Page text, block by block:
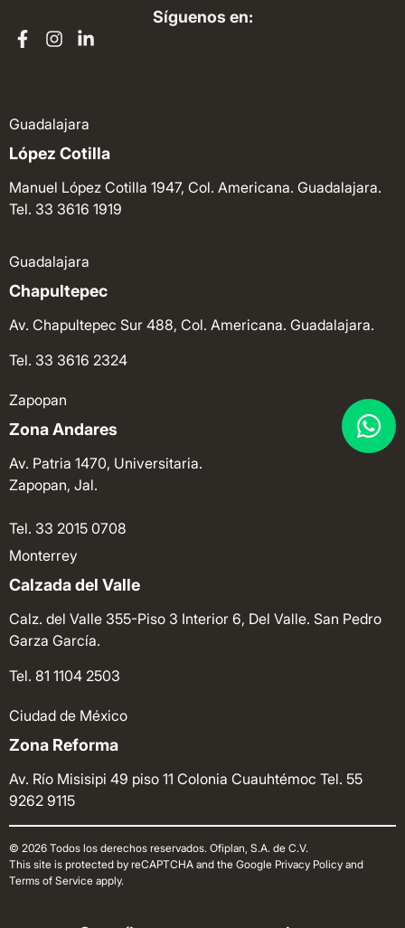
Síguenos en:
Guadalajara
López Cotilla
Manuel López Cotilla 1947, Col. Americana. Guadalajara.
Tel. 33 3616 1919
Guadalajara
Chapultepec
Av. Chapultepec Sur 488, Col. Americana. Guadalajara.
Tel. 33 3616 2324
Zapopan
Zona Andares
Av. Patria 1470, Universitaria.
Zapopan, Jal.
Tel. 33 2015 0708
Monterrey
Calzada del Valle
Calz. del Valle 355-Piso 3 Interior 6, Del Valle. San Pedro
Garza García.
Tel. 81 1104 2503
Ciudad de México
Zona Reforma
Av. Río Misisipi 49 piso 11 Colonia Cuauhtémoc Tel. 55
9262 9115
© 2026 Todos los derechos reservados. Ofiplan, S.A. de C.V.
This site is protected by reCAPTCHA and the Google Privacy Policy and
Terms of Service apply.